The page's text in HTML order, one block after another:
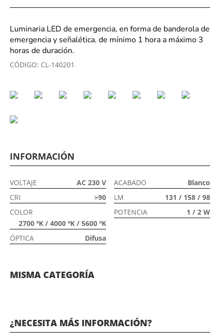
Luminaria LED de emergencia, en forma de banderola de
emergencia y señalética. de mínimo 1 hora a máximo 3
horas de duración.
CÓDIGO: CL-140201
INFORMACIÓN
VOLTAJE
AC 230 V
CRI
>90
COLOR
2700 ºK / 4000 ºK / 5600 ºK
ÓPTICA
Difusa
ACABADO
Blanco
LM
131 / 158 / 98
POTENCIA
1 / 2 W
MISMA CATEGORÍA
¿NECESITA MÁS INFORMACIÓN?